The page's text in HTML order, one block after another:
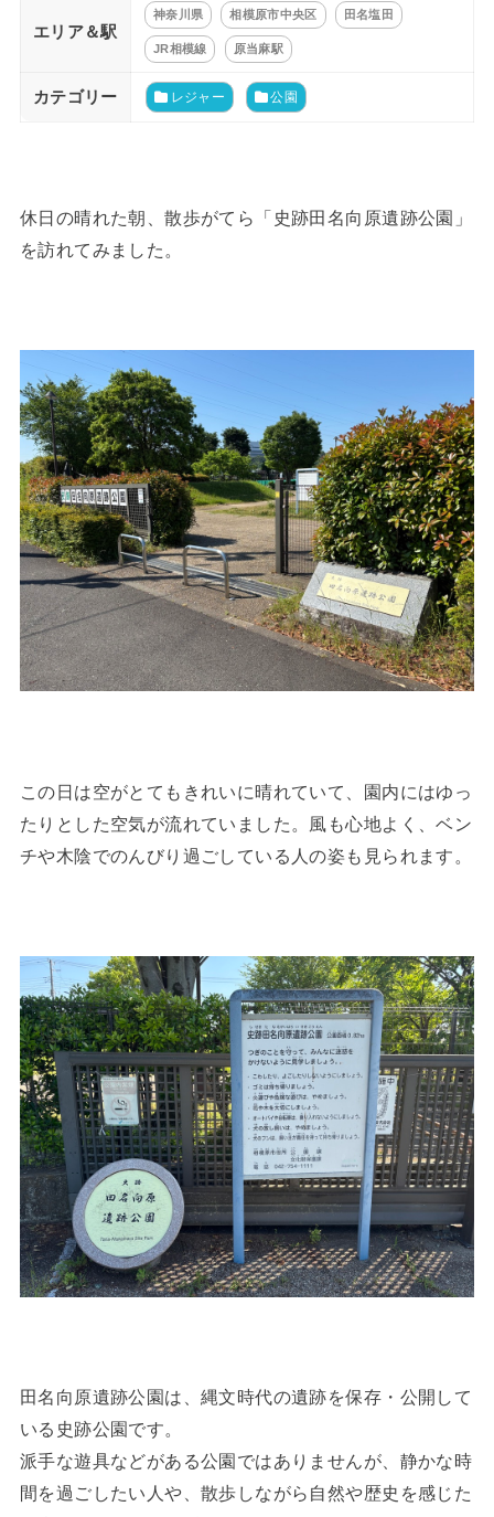
エリア＆駅
神奈川県 相模原市中央区 田名塩田
JR相模線 原当麻駅
カテゴリー レジャー 公園
休日の晴れた朝、散歩がてら「史跡田名向原遺跡公園」
を訪れてみました。
この日は空がとてもきれいに晴れていて、園内にはゆっ
たりとした空気が流れていました。風も心地よく、ベン
チや木陰でのんびり過ごしている人の姿も見られます。
田名向原遺跡公園は、縄文時代の遺跡を保存・公開して
いる史跡公園です。
派手な遊具などがある公園ではありませんが、静かな時
間を過ごしたい人や、散歩しながら自然や歴史を感じた